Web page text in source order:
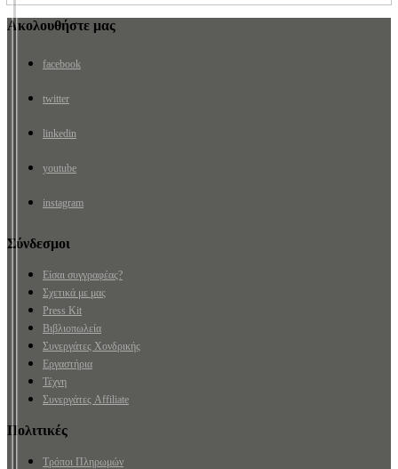
Ακολουθήστε μας
facebook
twitter
linkedin
youtube
instagram
Σύνδεσμοι
Είσαι συγγραφέας?
Σχετικά με μας
Press Kit
Βιβλιοπωλεία
Συνεργάτες Χονδρικής
Εργαστήρια
Τέχνη
Συνεργάτες Affiliate
Πολιτικές
Τρόποι Πληρωμών